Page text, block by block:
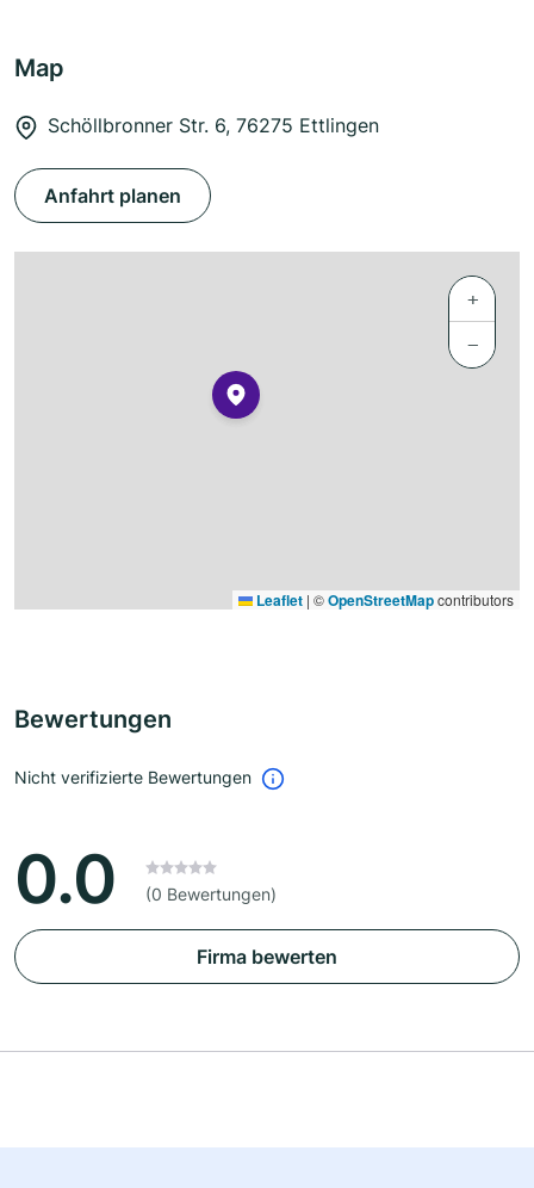
Map
Schöllbronner Str. 6, 76275 Ettlingen
Anfahrt planen
+
−
Leaflet | ©OpenStreetMapcontributors
Bewertungen
Nicht verifizierte Bewertungen
0.0 (0 Bewertungen)
Firma bewerten